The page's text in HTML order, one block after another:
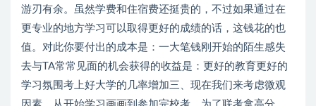
游刃有余。虽然学费和住宿费还挺贵的，不过如果通过在
更专业的地方学习可以取得更好的成绩的话，这钱花的也
值。对此你要付出的成本是：一大笔钱刚开始的陌生感失
去与TA常常见面的机会获得的收益是：更好的教育更好的
学习氛围考上好大学的几率增加三、现在我们来考虑微观